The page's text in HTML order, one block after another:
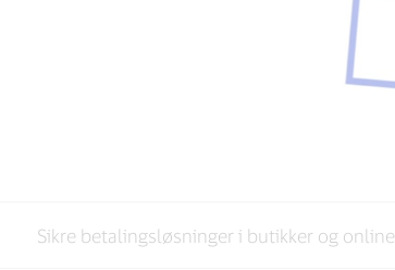
Sikre betalingsløsninger i butikker og online